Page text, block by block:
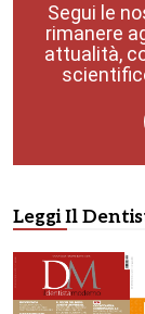
Segui le
rimanere
attualità,
Leggi Il